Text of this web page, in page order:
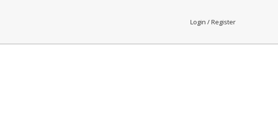
Login / Register